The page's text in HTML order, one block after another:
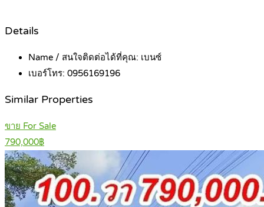
Details
Name / สนใจติดต่อได้ที่คุณ: เบนซ์
เบอร์โทร: 0956169196
Similar Properties
ขาย For Sale
790,000฿